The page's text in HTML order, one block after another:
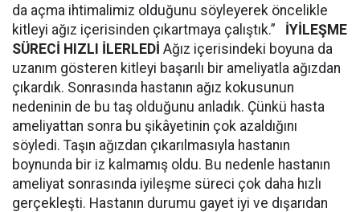
da açma ihtimalimiz olduğunu söyleyerek öncelikle
kitleyi ağız içerisinden çıkartmaya çalıştık.” İYİLEŞME
SÜRECİ HIZLI İLERLEDİ Ağız içerisindeki boyuna da
uzanım gösteren kitleyi başarılı bir ameliyatla ağızdan
çıkardık. Sonrasında hastanın ağız kokusunun
nedeninin de bu taş olduğunu anladık. Çünkü hasta
ameliyattan sonra bu şikâyetinin çok azaldığını
söyledi. Taşın ağızdan çıkarılmasıyla hastanın
boynunda bir iz kalmamış oldu. Bu nedenle hastanın
ameliyat sonrasında iyileşme süreci çok daha hızlı
gerçekleşti. Hastanın durumu gayet iyi ve dışarıdan